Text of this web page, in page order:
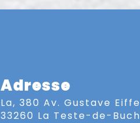
Adresse
La, 380 Av. Gustave Eiffel,
33260 La Teste-de-Buch